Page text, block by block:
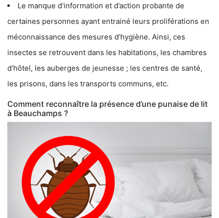
Le manque d’information et d’action probante de
certaines personnes ayant entrainé leurs proliférations en
méconnaissance des mesures d’hygiène. Ainsi, ces
insectes se retrouvent dans les habitations, les chambres
d’hôtel, les auberges de jeunesse ; les centres de santé,
les prisons, dans les transports communs, etc.
Comment reconnaître la présence d’une punaise de lit
à Beauchamps ?